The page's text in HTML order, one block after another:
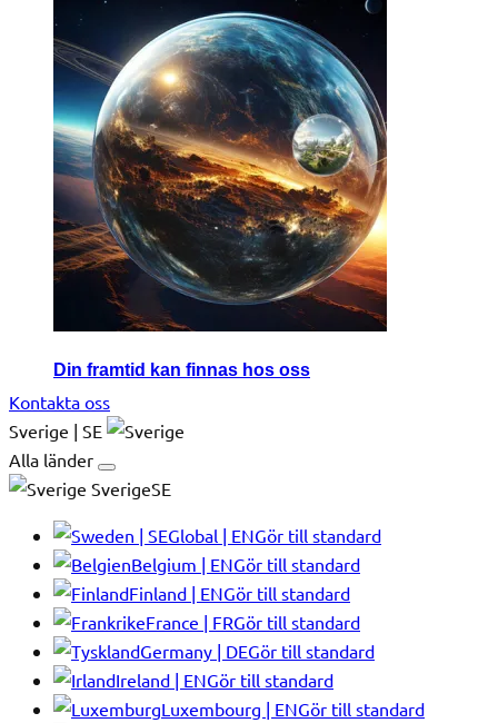
Din framtid kan finnas hos oss
Kontakta oss
Sverige | SE
Alla länder
SverigeSE
Global | ENGör till standard
Belgium | ENGör till standard
Finland | ENGör till standard
France | FRGör till standard
Germany | DEGör till standard
Ireland | ENGör till standard
Luxembourg | ENGör till standard